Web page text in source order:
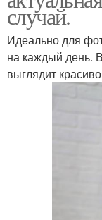
случай.
Идеально для
на каждый день.
выглядит